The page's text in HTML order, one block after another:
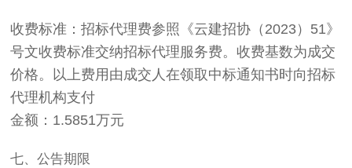
收费标准：招标代理费参照《云建招协（2023）51》
号文收费标准交纳招标代理服务费。收费基数为成交
价格。以上费用由成交人在领取中标通知书时向招标
代理机构支付
金额：1.5851万元
七、公告期限